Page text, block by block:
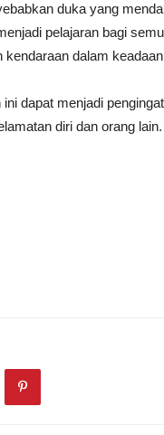
duka yang
pelajaran bagi
dalam
dapat menjadi
diri dan orang lain.